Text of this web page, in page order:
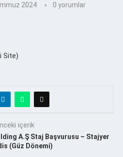
2024 0 yorumlar
Site)
içerik
A.Ş Staj Başvurusu – Stajyer
(Güz Dönemi)